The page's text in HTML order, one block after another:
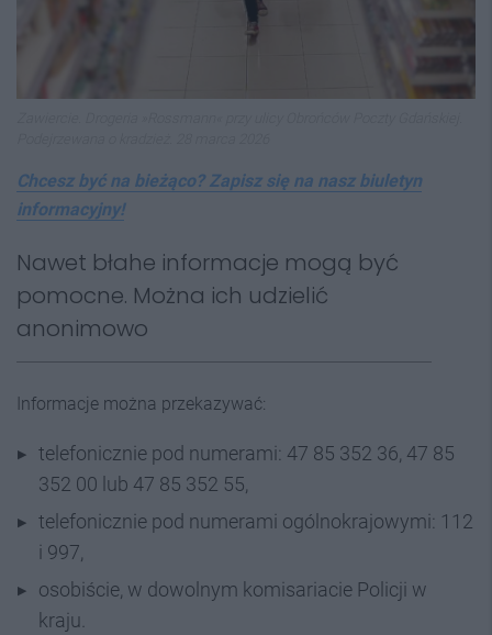
Chcesz być na bieżąco? Zapisz się na nasz biuletyn
informacyjny!
Nawet błahe informacje mogą być
pomocne. Można ich udzielić
anonimowo
Informacje można przekazywać:
telefonicznie pod numerami: 47 85 352 36, 47 85
352 00 lub 47 85 352 55,
telefonicznie pod numerami ogólnokrajowymi: 112
i 997,
osobiście, w dowolnym komisariacie Policji w
kraju.